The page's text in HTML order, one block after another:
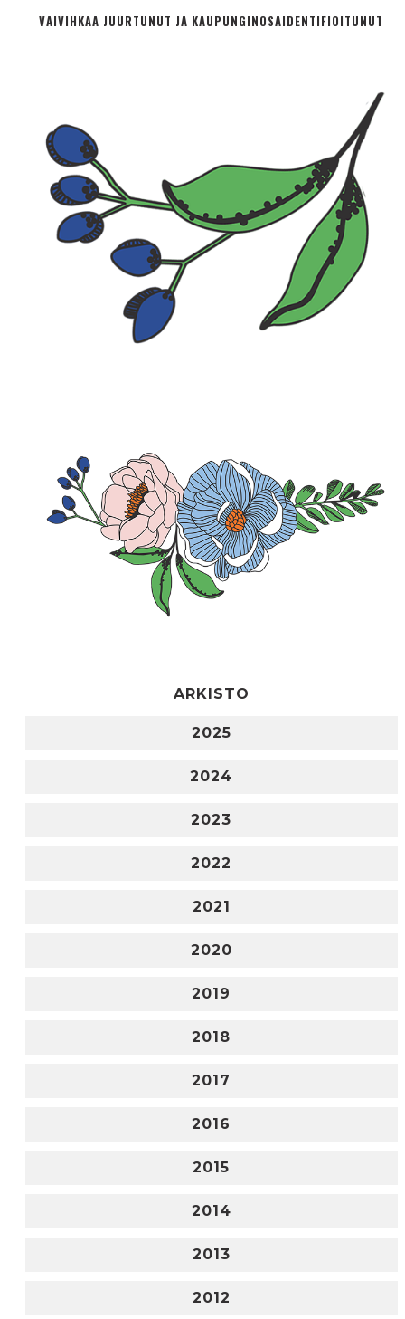
VAIVIHKAA JUURTUNUT JA KAUPUNGINOSA­IDENTIFIOITUNUT
ARKISTO
2025
2024
2023
2022
2021
2020
2019
2018
2017
2016
2015
2014
2013
2012